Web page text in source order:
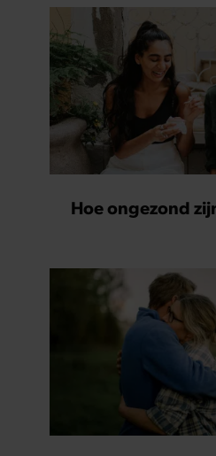
Hoe ongezond